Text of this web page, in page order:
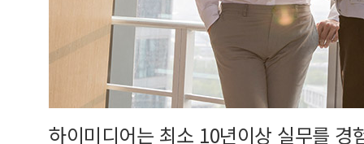
하이미디어는 최소 10년이상 실무를 경